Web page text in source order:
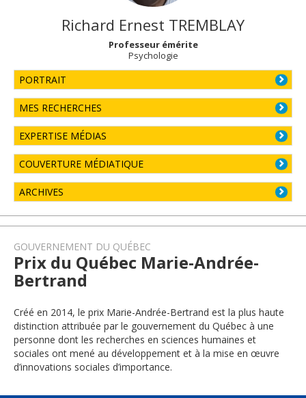
Richard Ernest TREMBLAY
Professeur émérite
Psychologie
PORTRAIT
MES RECHERCHES
EXPERTISE MÉDIAS
COUVERTURE MÉDIATIQUE
ARCHIVES
GOUVERNEMENT DU QUÉBEC
Prix du Québec Marie-Andrée-
Bertrand
Créé en 2014, le prix Marie-Andrée-Bertrand est la plus haute
distinction attribuée par le gouvernement du Québec à une
personne dont les recherches en sciences humaines et
sociales ont mené au développement et à la mise en œuvre
d’innovations sociales d’importance.